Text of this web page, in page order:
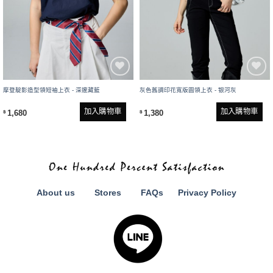
摩登靛影造型領短袖上衣 - 深邃藏藍
$ 1,680 加入購物車
灰色舊調印花寬版圓領上衣 - 银河灰
$ 1,380 加入購物車
About us Stores FAQs Privacy Policy